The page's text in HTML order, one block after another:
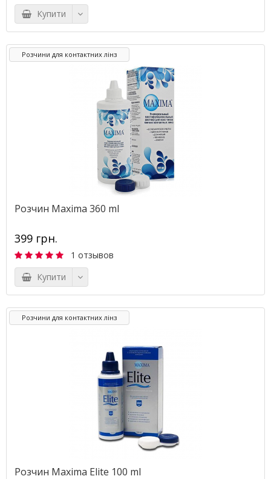
Купити
Розчини для контактних лінз
Розчин Maxima 360 ml
399 грн.
1 отзывов
Купити
Розчини для контактних лінз
Розчин Maxima Elite 100 ml